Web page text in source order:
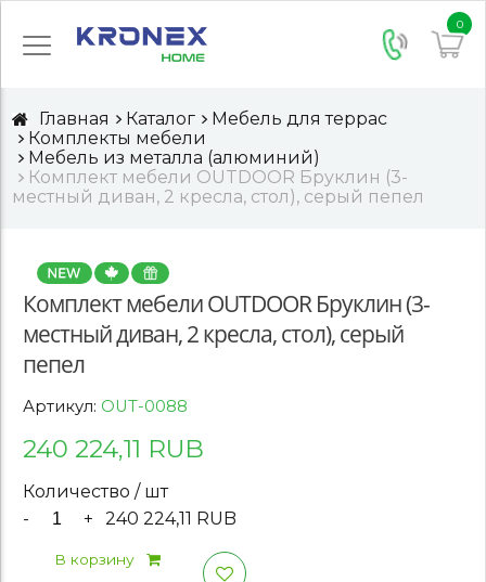
0
Главная Каталог
Мебель для террас
Комплекты мебели
Мебель из металла (алюминий)
Комплект мебели OUTDOOR Бруклин (3-
местный диван, 2 кресла, стол), серый пепел
Комплект мебели OUTDOOR Бруклин (3-
местный диван, 2 кресла, стол), серый
пепел
Артикул: OUT-0088
240 224,11 RUB
Количество / шт
-
+ 240 224,11 RUB
В корзину